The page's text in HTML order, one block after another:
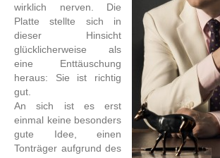
wirklich nerven. Die
Platte stellte sich in
dieser Hinsicht
glücklicherweise als
eine Enttäuschung
heraus: Sie ist richtig
gut.
An sich ist es erst
einmal keine besonders
gute Idee, einen
Tonträger aufgrund des